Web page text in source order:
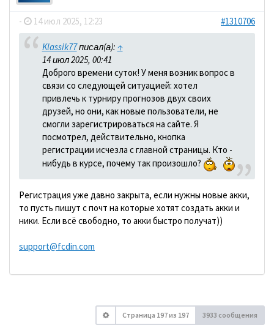
- 14 июл 2025, 12:23 #1310706
Klassik77писал(а): ↑
14 июл 2025, 00:41
Доброго времени суток! У меня возник вопрос в
связи со следующей ситуацией: хотел
привлечь к турниру прогнозов двух своих
друзей, но они, как новые пользователи, не
смогли зарегистрироваться на сайте. Я
посмотрел, действительно, кнопка
регистрации исчезла с главной страницы. Кто -
нибудь в курсе, почему так произошло?
Регистрация уже давно закрыта, если нужны новые акки,
то пусть пишут с почт на которые хотят создать акки и
ники. Если всё свободно, то акки быстро получат))
support@fcdin.com
Страница 197из 197 3933 сообщения